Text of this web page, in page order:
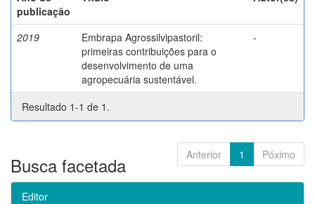
publicação
2019
Embrapa Agrossilvipastoril:
primeiras contribuições para o
desenvolvimento de uma
agropecuária sustentável.
-
Resultado 1-1 de 1.
Anterior 1 Póximo
Busca facetada
Editor